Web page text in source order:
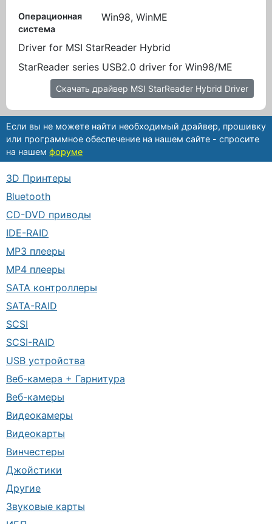
Операционная
система
Win98, WinME
Driver for MSI StarReader Hybrid
StarReader series USB2.0 driver for Win98/ME
Скачать драйвер MSI StarReader Hybrid Driver
Если вы не можете найти необходимый драйвер, прошивку
или программное обеспечение на нашем сайте - спросите
на нашем форуме
3D Принтеры
Bluetooth
CD-DVD приводы
IDE-RAID
MP3 плееры
MP4 плееры
SATA контроллеры
SATA-RAID
SCSI
SCSI-RAID
USB устройства
Веб-камера + Гарнитура
Веб-камеры
Видеокамеры
Видеокарты
Винчестеры
Джойстики
Другие
Звуковые карты